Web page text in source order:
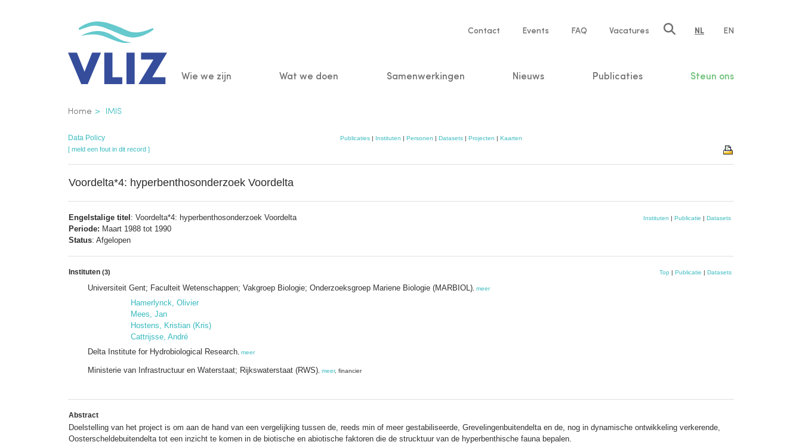
Service
Contact Events FAQ Vacatures NL EN
Main
Wie we zijn Wat we doen Samenwerkingen Nieuws Publicaties Steun ons
Kruimelpad
Home IMIS
Data Policy Publicaties| Instituten | Personen | Datasets| Projecten | Kaarten
[ meld een fout in dit record ]
Voordelta*4: hyperbenthosonderzoek Voordelta
Engelstalige titel : Voordelta*4: hyperbenthosonderzoek Voordelta
Periode: Maart 1988 tot 1990
Status: Afgelopen
Instituten | Publicatie | Datasets
Instituten (3) Top | Publicatie | Datasets
Universiteit Gent; Faculteit Wetenschappen; Vakgroep Biologie; Onderzoeksgroep Mariene Biologie (MARBIOL) meer
Hamerlynck, Olivier
Mees, Jan
Hostens, Kristian (Kris)
Cattrijsse, André
Delta Institute for Hydrobiological Research meer
Ministerie van Infrastructuur en Waterstaat; Rijkswaterstaat (RWS) meer, financier
Abstract
Doelstelling van het project is om aan de hand van een vergelijking tussen de, reeds min of meer gestabiliseerde, Grevelingenbuitendelta en de, nog in dynamische ontwikkeling verkerende,
Oosterscheldebuitendelta tot een inzicht te komen in de biotische en abiotische faktoren die de strucktuur van de hyperbenthische fauna bepalen.